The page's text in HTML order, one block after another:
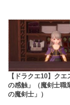
【ドラクエ10】クエ
の感触」（魔剣士職
の魔剣士」）